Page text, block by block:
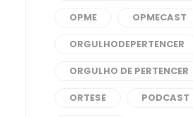
OPME
OPMECAST
ORGULHODEPERTENCER
ORGULHO DE PERTENCER
ORTESE
PODCAST